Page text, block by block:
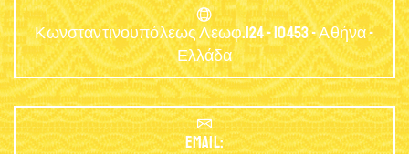
Κωνσταντινουπόλεως Λεωφ.124 - 10453 - Αθήνα -
Ελλάδα
EMAIL: